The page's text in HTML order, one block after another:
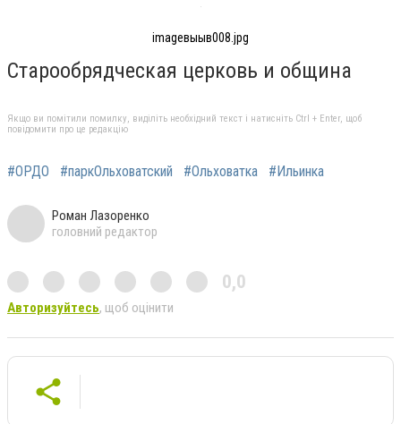
imageвыыв008.jpg
Старообрядческая церковь и община
Якщо ви помітили помилку, виділіть необхідний текст і натисніть Ctrl + Enter, щоб
повідомити про це редакцію
#ОРДО #паркОльховатский #Ольховатка #Ильинка
Роман Лазоренко
головний редактор
0,0
Авторизуйтесь, щоб оцінити